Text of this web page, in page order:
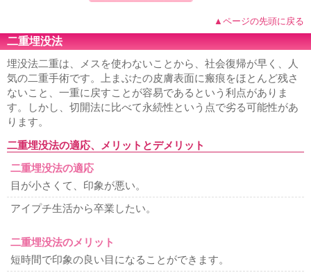
▲ページの先頭に戻る
二重埋没法
埋没法二重は、メスを使わないことから、社会復帰が早く、人
気の二重手術です。上まぶたの皮膚表面に瘢痕をほとんど残さ
ないこと、一重に戻すことが容易であるという利点がありま
す。しかし、切開法に比べて永続性という点で劣る可能性があ
ります。
二重埋没法の適応、メリットとデメリット
二重埋没法の適応
目が小さくて、印象が悪い。
アイプチ生活から卒業したい。
二重埋没法のメリット
短時間で印象の良い目になることができます。